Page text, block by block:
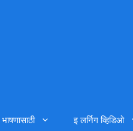
भाषणासाठी इ लर्निग व्हिडिओ